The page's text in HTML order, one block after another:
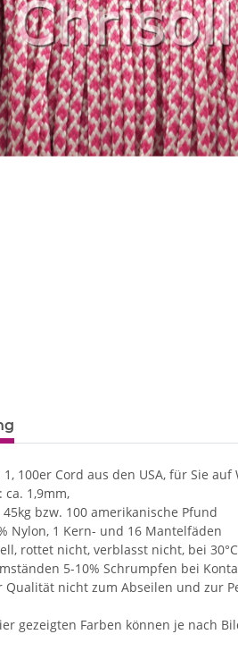
100er Cord aus den USA, für Sie
ca. 1,9mm,
45kg bzw. 100 amerikanische Pfund
Nylon, 1 Kern- und 16 Mantelfäden
rottet nicht, verblasst nicht, bei
5-10% Schrumpfen bei
Qualität nicht zum Abseilen und zur
gezeigten Farben können je nach